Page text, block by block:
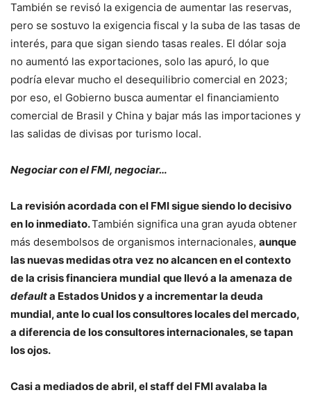
También se revisó la exigencia de aumentar las reservas,
pero se sostuvo la exigencia fiscal y la suba de las tasas de
interés, para que sigan siendo tasas reales. El dólar soja
no aumentó las exportaciones, solo las apuró, lo que
podría elevar mucho el desequilibrio comercial en 2023;
por eso, el Gobierno busca aumentar el financiamiento
comercial de Brasil y China y bajar más las importaciones y
las salidas de divisas por turismo local.
Negociar con el FMI, negociar…
La revisión acordada con el FMI sigue siendo lo decisivo
en lo inmediato.También significa una gran ayuda obtener
más desembolsos de organismos internacionales, aunque
las nuevas medidas otra vez no alcancen en el contexto
de la crisis financiera mundial que llevó a la amenaza de
defaulta Estados Unidos y a incrementar la deuda
mundial, ante lo cual los consultores locales del mercado,
a diferencia de los consultores internacionales, se tapan
los ojos.
Casi a mediados de abril, el staff del FMI avalaba la